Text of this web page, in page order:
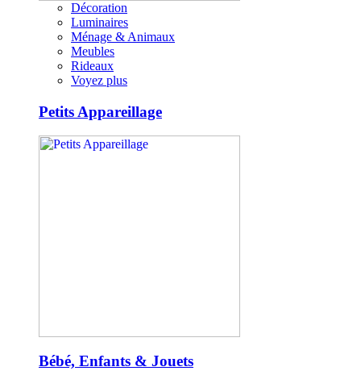
Décoration
Luminaires
Ménage & Animaux
Meubles
Rideaux
Voyez plus
Petits Appareillage
Bébé, Enfants & Jouets